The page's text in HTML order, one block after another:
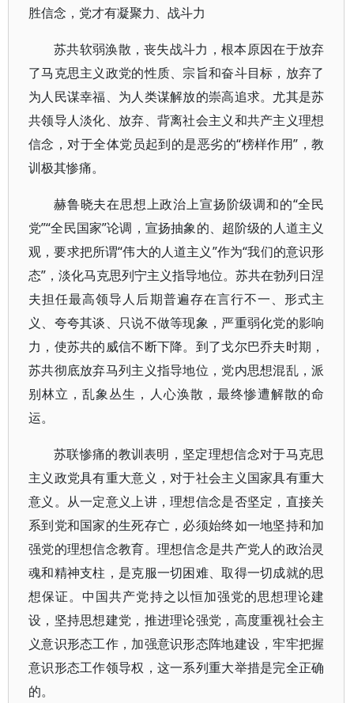
胜信念，党才有凝聚力、战斗力
苏共软弱涣散，丧失战斗力，根本原因在于放弃
了马克思主义政党的性质、宗旨和奋斗目标，放弃了
为人民谋幸福、为人类谋解放的崇高追求。尤其是苏
共领导人淡化、放弃、背离社会主义和共产主义理想
信念，对于全体党员起到的是恶劣的“榜样作用”，教
训极其惨痛。
赫鲁晓夫在思想上政治上宣扬阶级调和的“全民
党”“全民国家”论调，宣扬抽象的、超阶级的人道主义
观，要求把所谓“伟大的人道主义”作为“我们的意识形
态”，淡化马克思列宁主义指导地位。苏共在勃列日涅
夫担任最高领导人后期普遍存在言行不一、形式主
义、夸夸其谈、只说不做等现象，严重弱化党的影响
力，使苏共的威信不断下降。到了戈尔巴乔夫时期，
苏共彻底放弃马列主义指导地位，党内思想混乱，派
别林立，乱象丛生，人心涣散，最终惨遭解散的命
运。
苏联惨痛的教训表明，坚定理想信念对于马克思
主义政党具有重大意义，对于社会主义国家具有重大
意义。从一定意义上讲，理想信念是否坚定，直接关
系到党和国家的生死存亡，必须始终如一地坚持和加
强党的理想信念教育。理想信念是共产党人的政治灵
魂和精神支柱，是克服一切困难、取得一切成就的思
想保证。中国共产党持之以恒加强党的思想理论建
设，坚持思想建党，推进理论强党，高度重视社会主
义意识形态工作，加强意识形态阵地建设，牢牢把握
意识形态工作领导权，这一系列重大举措是完全正确
的。